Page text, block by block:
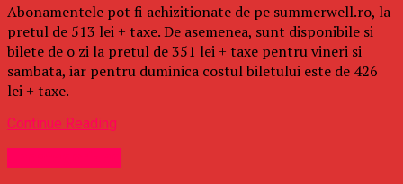
Abonamentele pot fi achizitionate de pe summerwell.ro, la
pretul de 513 lei + taxe. De asemenea, sunt disponibile si
bilete de o zi la pretul de 351 lei + taxe pentru vineri si
sambata, iar pentru duminica costul biletului este de 426
lei + taxe.
Continue Reading